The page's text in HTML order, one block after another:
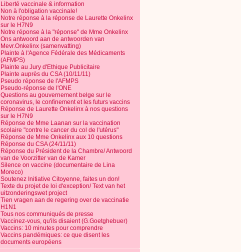
Liberté vaccinale & information
Non à l'obligation vaccinale!
Notre réponse à la réponse de Laurette Onkelinx
sur le H7N9
Notre réponse à la "réponse" de Mme Onkelinx
Ons antwoord aan de antwoorden van
Mevr.Onkelinx (samenvatting)
Plainte à l'Agence Fédérale des Médicaments
(AFMPS)
Plainte au Jury d'Ethique Publicitaire
Plainte auprès du CSA (10/11/11)
Pseudo réponse de l'AFMPS
Pseudo-réponse de l'ONE
Questions au gouvernement belge sur le
coronavirus, le confinement et les futurs vaccins
Réponse de Laurette Onkelinx à nos questions
sur le H7N9
Réponse de Mme Laanan sur la vaccination
scolaire "contre le cancer du col de l'utérus"
Réponse de Mme Onkelinx aux 10 questions
Réponse du CSA (24/11/11)
Réponse du Président de la Chambre/ Antwoord
van de Voorzitter van de Kamer
Silence on vaccine (documentaire de Lina
Moreco)
Soutenez Initiative Citoyenne, faites un don!
Texte du projet de loi d'exception/ Text van het
uitzonderingswet project
Tien vragen aan de regering over de vaccinatie
H1N1
Tous nos communiqués de presse
Vaccinez-vous, qu'ils disaient (G.Goetghebuer)
Vaccins: 10 minutes pour comprendre
Vaccins pandémiques: ce que disent les
documents européens